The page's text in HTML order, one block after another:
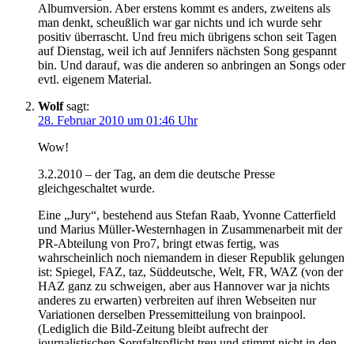
Albumversion. Aber erstens kommt es anders, zweitens als
man denkt, scheußlich war gar nichts und ich wurde sehr
positiv überrascht. Und freu mich übrigens schon seit Tagen
auf Dienstag, weil ich auf Jennifers nächsten Song gespannt
bin. Und darauf, was die anderen so anbringen an Songs oder
evtl. eigenem Material.
Wolf sagt:
28. Februar 2010 um 01:46 Uhr
Wow!
3.2.2010 – der Tag, an dem die deutsche Presse
gleichgeschaltet wurde.
Eine „Jury“, bestehend aus Stefan Raab, Yvonne Catterfield
und Marius Müller-Westernhagen in Zusammenarbeit mit der
PR-Abteilung von Pro7, bringt etwas fertig, was
wahrscheinlich noch niemandem in dieser Republik gelungen
ist: Spiegel, FAZ, taz, Süddeutsche, Welt, FR, WAZ (von der
HAZ ganz zu schweigen, aber aus Hannover war ja nichts
anderes zu erwarten) verbreiten auf ihren Webseiten nur
Variationen derselben Pressemitteilung von brainpool.
(Lediglich die Bild-Zeitung bleibt aufrecht der